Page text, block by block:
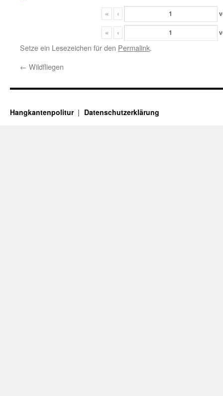
« ‹
« ‹
Setze ein Lesezeichen für den Permalink.
← Wildfliegen
Hangkantenpolitur Datenschutzerklärung